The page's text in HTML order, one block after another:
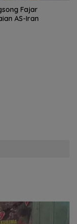
Fajar
AS-Iran